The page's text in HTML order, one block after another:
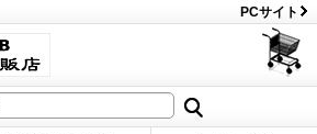
PCサイト